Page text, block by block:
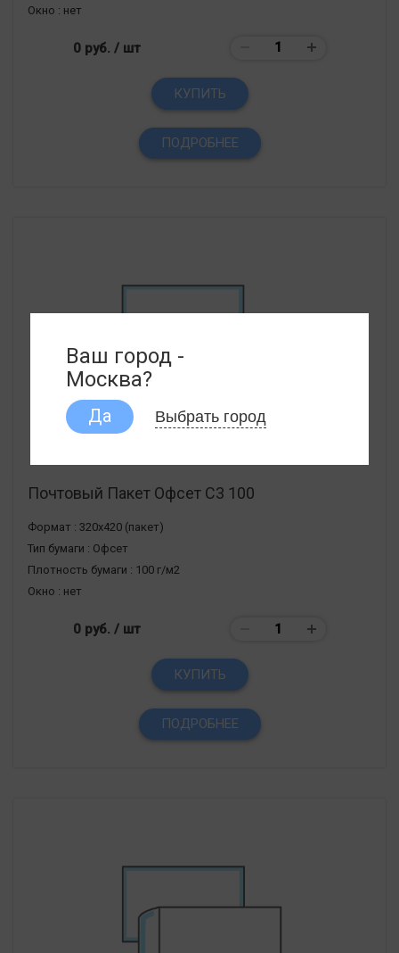
Окно : нет
0 руб. / шт
КУПИТЬ
ПОДРОБНЕЕ
Почтовый Пакет Офсет С3 100
Формат : 320х420 (пакет)
Тип бумаги : Офсет
Плотность бумаги : 100 г/м2
Окно : нет
0 руб. / шт
КУПИТЬ
ПОДРОБНЕЕ
Ваш город -
Москва?
Да Выбрать город